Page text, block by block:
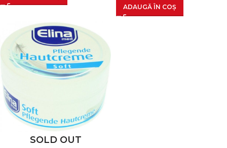
ADAUGĂ ÎN COȘ
SOLD OUT